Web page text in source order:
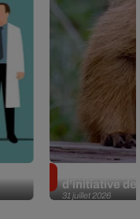
31 juillet 2026
d’initiative